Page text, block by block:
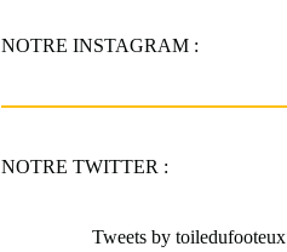
NOTRE INSTAGRAM :
NOTRE TWITTER :
Tweets by toiledufooteux